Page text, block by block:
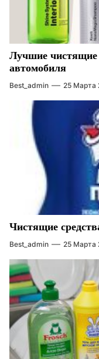
Лучшие чистящие
автомобиля
Best_admin 25 Марта
Чистящие
Best_admin 25 Марта